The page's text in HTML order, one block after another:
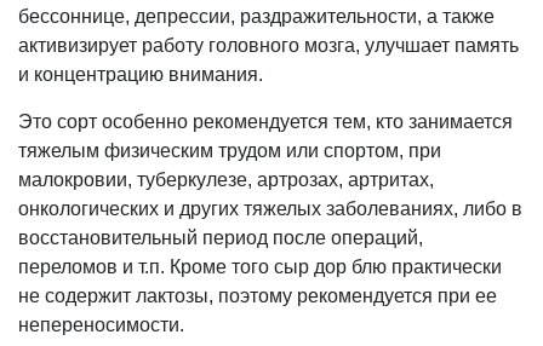
бессоннице, депрессии, раздражительности, а также
активизирует работу головного мозга, улучшает память
и концентрацию внимания.
Это сорт особенно рекомендуется тем, кто занимается
тяжелым физическим трудом или спортом, при
малокровии, туберкулезе, артрозах, артритах,
онкологических и других тяжелых заболеваниях, либо в
восстановительный период после операций,
переломов и т.п. Кроме того сыр дор блю практически
не содержит лактозы, поэтому рекомендуется при ее
непереносимости.